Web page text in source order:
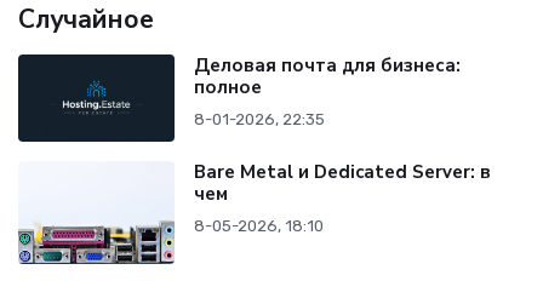
Случайное
Деловая почта для бизнеса:
полное
8-01-2026, 22:35
Bare Metal и Dedicated Server: в
чем
8-05-2026, 18:10